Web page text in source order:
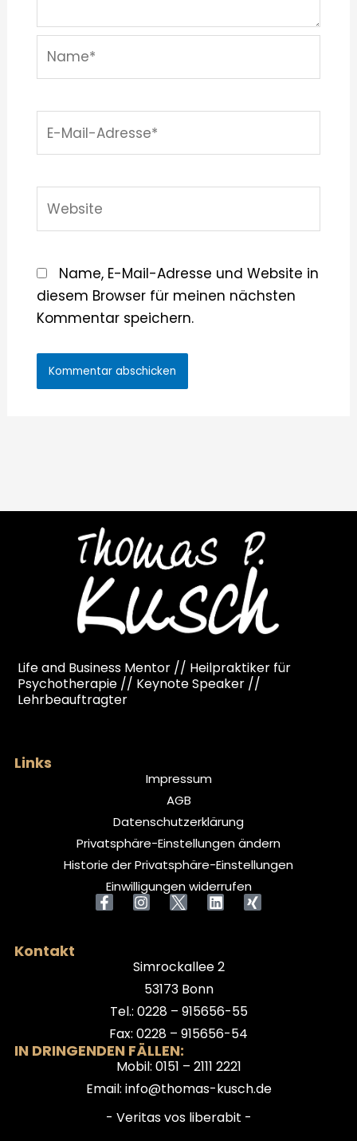
Mail-
Name, E-Mail-Adresse und Website in
diesem Browser für meinen nächsten
Kommentar speichern.
Life and Business Mentor // Heilpraktiker für
Psychotherapie // Keynote Speaker //
Lehrbeauftragter
Links
Impressum
AGB
Datenschutzerklärung
Privatsphäre-Einstellungen ändern
Historie der Privatsphäre-Einstellungen
Einwilligungen widerrufen
Kontakt
Simrockallee 2
53173 Bonn
Tel.: 0228 – 915656-55
Fax: 0228 – 915656-54
IN DRINGENDEN FÄLLEN:
Mobil: 0151 – 2111 2221
Email: info@thomas-kusch.de
- Veritas vos liberabit -